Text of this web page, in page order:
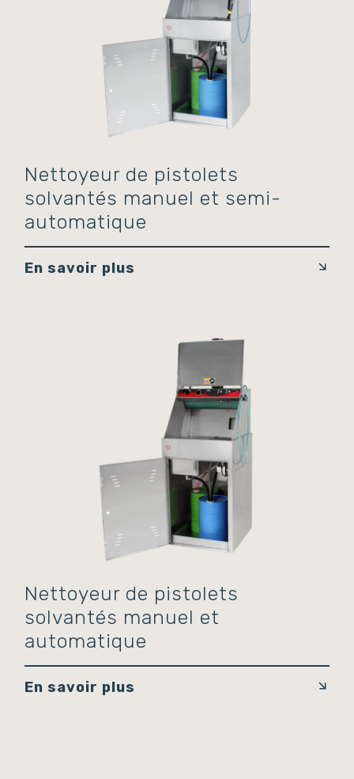
Nettoyeur de pistolets
solvantés manuel et semi-
automatique
En savoir plus
Nettoyeur de pistolets
solvantés manuel et
automatique
En savoir plus